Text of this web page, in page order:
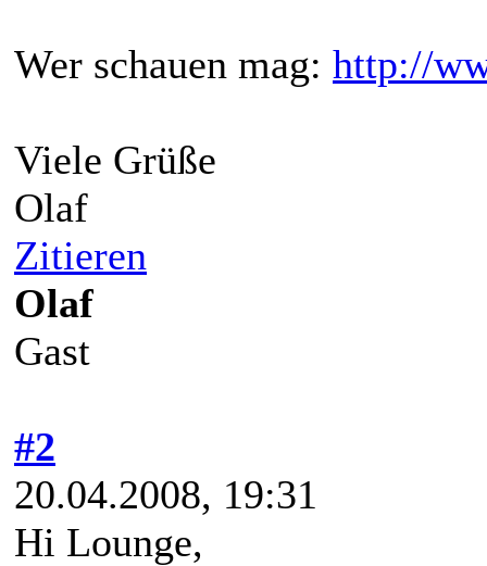
Wer schauen mag: http://
Viele Grüße
Olaf
Zitieren
Olaf
Gast
#2
20.04.2008, 19:31
Hi Lounge,